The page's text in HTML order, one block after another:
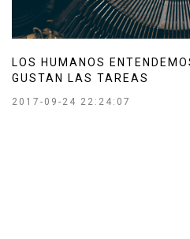
LOS HUMANOS
GUSTAN LAS TAREAS
2017-09-24 22:24:07